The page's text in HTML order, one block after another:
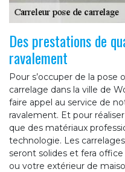
Des prestations de
ravalement
Pour s’occuper de la
carrelage dans la ville de
faire appel au service de
ravalement. Et pour
que des matériaux
technologie. Les
seront solides et fera
ou votre extérieur de